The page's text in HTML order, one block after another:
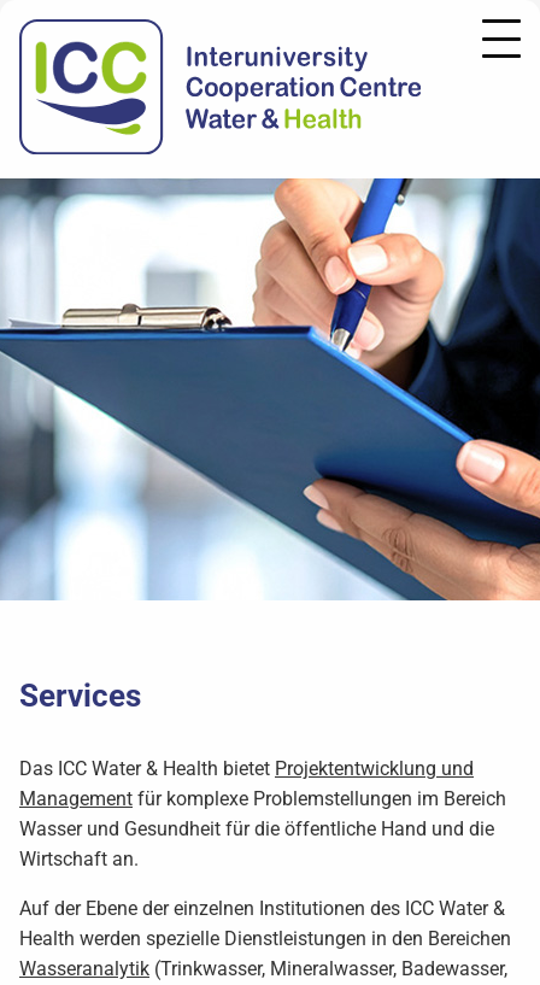
Services
Das ICC Water & Health bietet Projektentwicklung und
Management für komplexe Problemstellungen im Bereich
Wasser und Gesundheit für die öffentliche Hand und die
Wirtschaft an.
Auf der Ebene der einzelnen Institutionen des ICC Water &
Health werden spezielle Dienstleistungen in den Bereichen
Wasseranalytik (Trinkwasser, Mineralwasser, Badewasser,